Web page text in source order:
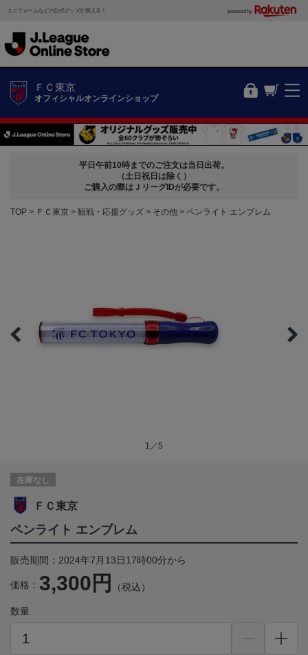
ユニフォームなどの公式グッズが買える！ powered by
ＦＣ東京
オフィシャルオンラインショップ
平日午前10時までのご注文は当日出荷。
（土日祝日は除く）
ご購入の際はＪリーグIDが必要です。
TOP ＦＣ東京 観戦・応援グッズ その他 ペンライト エンブレム
1／5
在庫なし
ＦＣ東京
ペンライト エンブレム
販売期間：2024年7月13日17時00分から
価格： 3,300円 （税込）
数量